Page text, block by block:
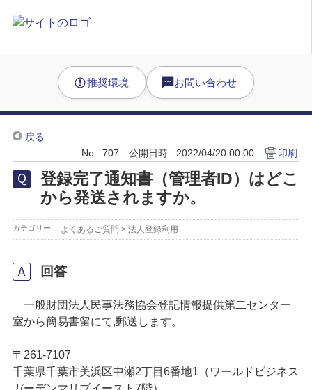
推奨環境 お問い合わせ
戻る
No : 707
公開日時 : 2022/04/20 00:00 印刷
登録完了通知書（管理者ID）はどこ
から発送されますか。
カテゴリー : よくあるご質問 > 法人登録利用
回答
一般財団法人民事法務協会登記情報提供第二センター
室から簡易書留にて,郵送します。
〒261-7107
千葉県千葉市美浜区中瀬2丁目6番地1（ワールドビジネス